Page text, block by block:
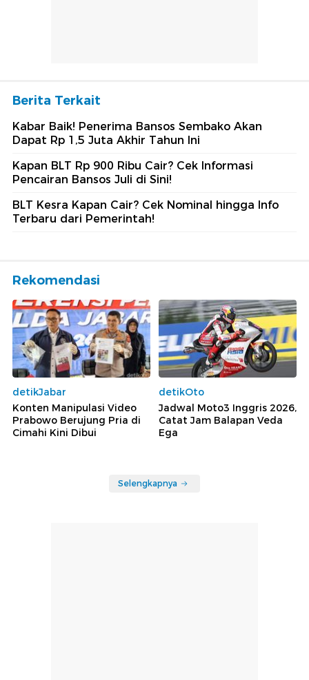
Berita Terkait
Kabar Baik! Penerima Bansos Sembako Akan
Dapat Rp 1,5 Juta Akhir Tahun Ini
Kapan BLT Rp 900 Ribu Cair? Cek Informasi
Pencairan Bansos Juli di Sini!
BLT Kesra Kapan Cair? Cek Nominal hingga Info
Terbaru dari Pemerintah!
Rekomendasi
detikJabar
Konten Manipulasi Video
Prabowo Berujung Pria di
Cimahi Kini Dibui
detikOto
Jadwal Moto3 Inggris 2026,
Catat Jam Balapan Veda
Ega
Selengkapnya